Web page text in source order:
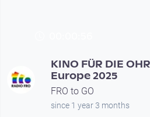
KINO FÜR DIE
Europe 2025
FRO to GO
since 1 year 3 months